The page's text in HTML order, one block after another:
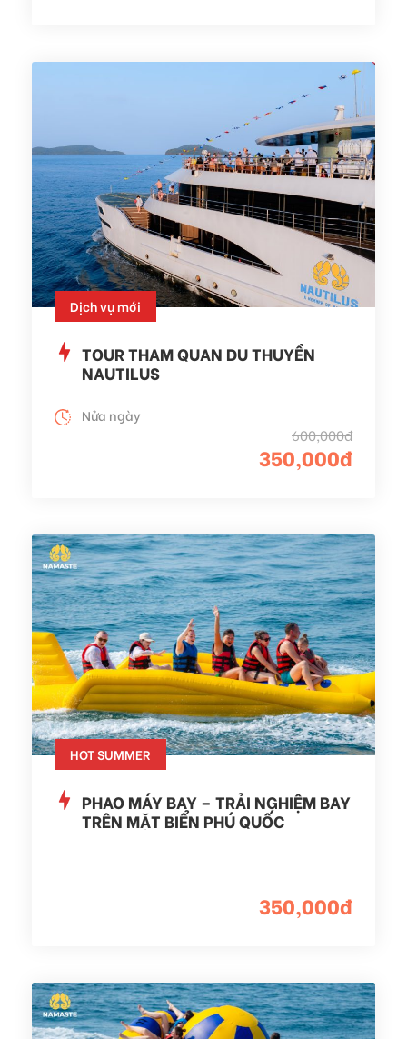
Dịch vụ mới
TOUR THAM QUAN DU THUYỀN
NAUTILUS
600,000đ
350,000đ
Nửa ngày
HOT SUMMER
PHAO MÁY BAY – TRẢI NGHIỆM BAY
TRÊN MẶT BIỂN PHÚ QUỐC
350,000đ